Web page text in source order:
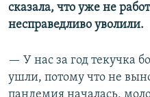
сказала, что уже не
несправедливо уволили.
— У нас за год текучка
ушли, потому что не
пандемия началась,